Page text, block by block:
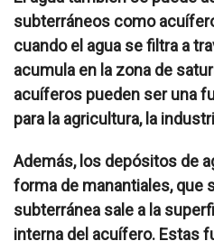
subterráneos como
cuando el agua se filtra a
acumula en la zona de
acuíferos pueden ser una
para la agricultura, la
Además, los depósitos de
forma de manantiales, que
subterránea sale a la
interna del acuífero. Estas